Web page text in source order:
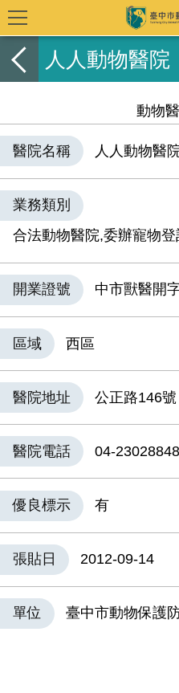
人人動物醫院
動物
醫院名稱 人人動物醫
業務類別
合法動物醫院,委辦寵物
開業證號 中市獸醫開
區域 西區
醫院地址 公正路146號
醫院電話 04-23028848
優良標示 有
張貼日 2012-09-14
單位 臺中市動物保護